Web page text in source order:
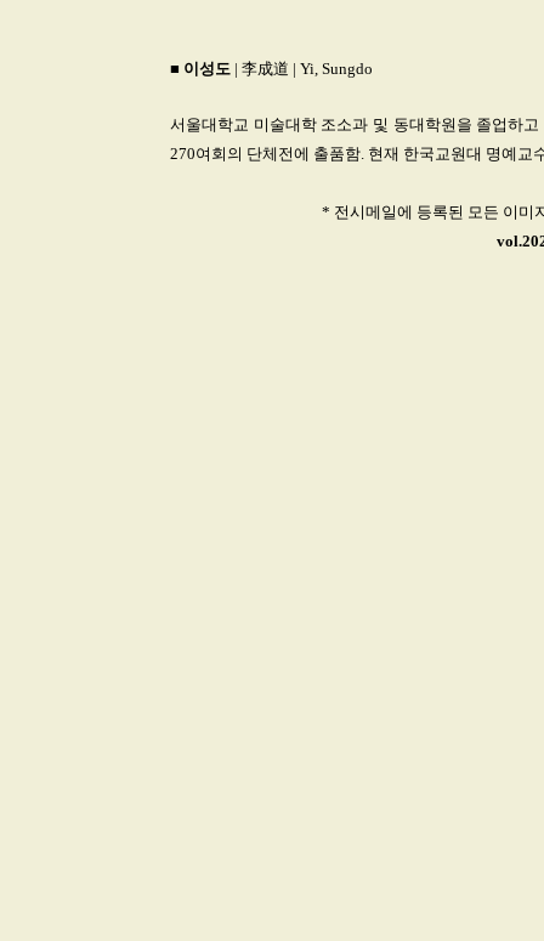
■ 이성도 | 李成道 | Yi, Sungdo
서울대학교 미술대학 조소과 및 동대학원을 졸업하
270여회의 단체전에 출품함. 현재 한국교원대 명예교
* 전시메일에 등록된 모든 이미